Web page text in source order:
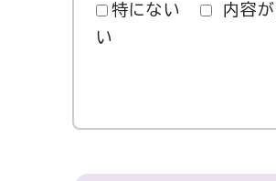
特にない 内容
い